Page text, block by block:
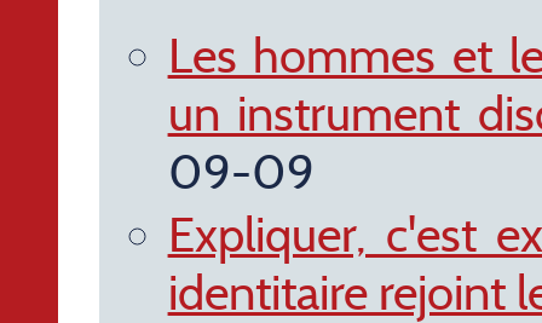
Les hommes et
un instrument
09-09
Expliquer, c'est
identitaire rejoint